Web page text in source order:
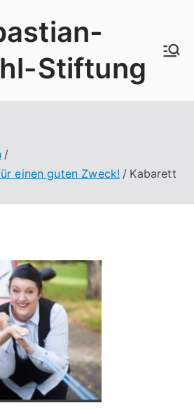
Stiftung
einen guten Zweck!
Kabarett